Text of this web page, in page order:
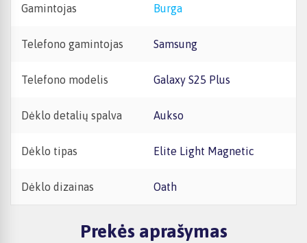
Gamintojas Burga
Telefono gamintojas Samsung
Telefono modelis Galaxy S25 Plus
Dėklo detalių spalva Aukso
Dėklo tipas Elite Light Magnetic
Dėklo dizainas Oath
Prekės aprašymas